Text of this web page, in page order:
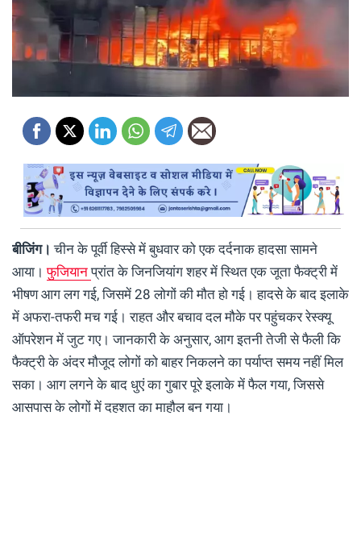
बीजिंग। चीन के पूर्वी हिस्से में बुधवार को एक दर्दनाक हादसा सामने
आया।फुजियानप्रांत के जिनजियांग शहर में स्थित एक जूता फैक्ट्री में
भीषण आग लग गई, जिसमें 28 लोगों की मौत हो गई। हादसे के बाद इलाके
में अफरा-तफरी मच गई। राहत और बचाव दल मौके पर पहुंचकर रेस्क्यू
ऑपरेशन में जुट गए। जानकारी के अनुसार, आग इतनी तेजी से फैली कि
फैक्ट्री के अंदर मौजूद लोगों को बाहर निकलने का पर्याप्त समय नहीं मिल
सका। आग लगने के बाद धुएं का गुबार पूरे इलाके में फैल गया, जिससे
आसपास के लोगों में दहशत का माहौल बन गया।